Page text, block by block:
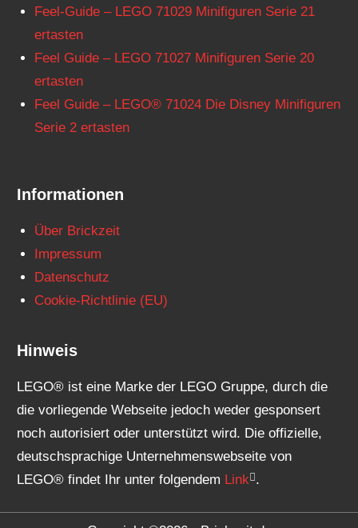
Feel-Guide – LEGO 71029 Minifiguren Serie 21
ertasten
Feel Guide – LEGO 71027 Minifiguren Serie 20
ertasten
Feel Guide – LEGO® 71024 Die Disney Minifiguren
Serie 2 ertasten
Informationen
Über Brickzeit
Impressum
Datenschutz
Cookie-Richtlinie (EU)
Hinweis
LEGO® ist eine Marke der LEGO Gruppe, durch die
die vorliegende Webseite jedoch weder gesponsert
noch autorisiert oder unterstützt wird. Die offizielle,
deutschsprachige Unternehmenswebseite von
LEGO® findet Ihr unter folgendem Link .